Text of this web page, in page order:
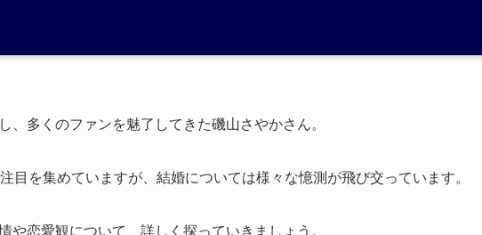
、多くのファンを魅了してきた磯山さやかさん。
目を集めていますが、結婚については様々な憶測が飛び交っています。
や恋愛観について、詳しく探っていきましょう。